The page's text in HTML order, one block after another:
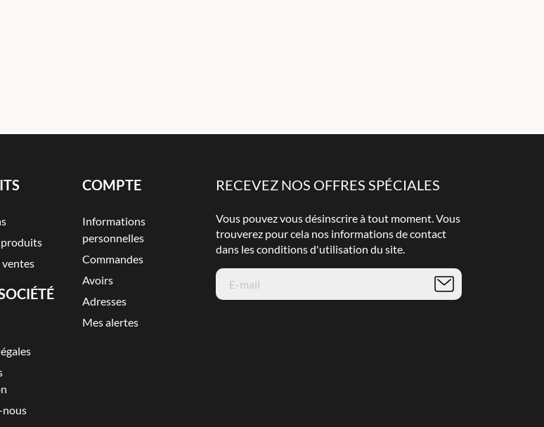
COMPTE
Informations
personnelles
Commandes
Avoirs
Adresses
Mes alertes
RECEVEZ NOS OFFRES SPÉCIALES
Vous pouvez vous désinscrire à tout moment. Vous
trouverez pour cela nos informations de contact
dans les conditions d'utilisation du site.